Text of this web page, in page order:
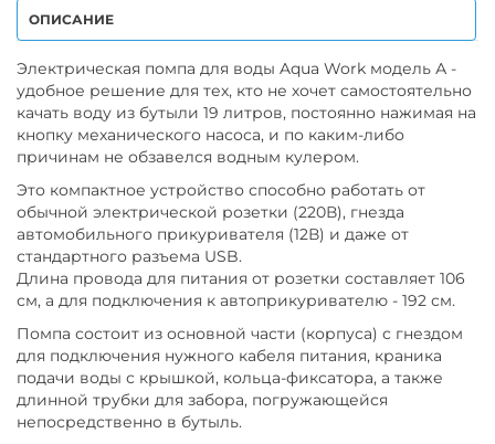
ОПИСАНИЕ
Электрическая помпа для воды Aqua Work модель А -
удобное решение для тех, кто не хочет самостоятельно
качать воду из бутыли 19 литров, постоянно нажимая на
кнопку механического насоса, и по каким-либо
причинам не обзавелся водным кулером.
Это компактное устройство способно работать от
обычной электрической розетки (220В), гнезда
автомобильного прикуривателя (12В) и даже от
стандартного разъема USB.
Длина провода для питания от розетки составляет 106
см, а для подключения к автоприкуривателю - 192 см.
Помпа состоит из основной части (корпуса) с гнездом
для подключения нужного кабеля питания, краника
подачи воды с крышкой, кольца-фиксатора, а также
длинной трубки для забора, погружающейся
непосредственно в бутыль.